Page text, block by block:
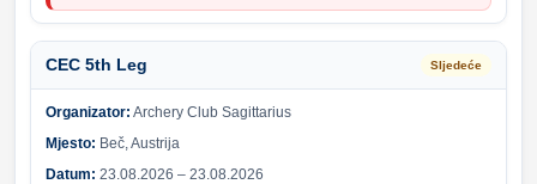
CEC 5th Leg Sljedeće
Organizator: Archery Club Sagittarius
Mjesto: Beč, Austrija
Datum: 23.08.2026 – 23.08.2026